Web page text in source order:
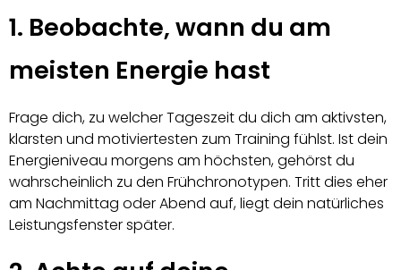
1. Beobachte, wann du am
meisten Energie hast
Frage dich, zu welcher Tageszeit du dich am aktivsten,
klarsten und motiviertesten zum Training fühlst. Ist dein
Energieniveau morgens am höchsten, gehörst du
wahrscheinlich zu den Frühchronotypen. Tritt dies eher
am Nachmittag oder Abend auf, liegt dein natürliches
Leistungsfenster später.